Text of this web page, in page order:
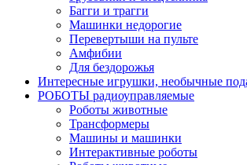
Багги и трагги
Машинки недорогие
Перевертыши на пульте
Амфибии
Для бездорожья
Интересные игрушки, необычные
РОБОТЫ радиоуправляемые
Роботы животные
Трансформеры
Машины и машинки
Интерактивные роботы